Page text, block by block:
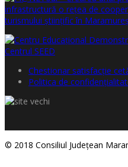
Chestionar satisfacţie
Politica de
© 2018 Consiliul Judeţean